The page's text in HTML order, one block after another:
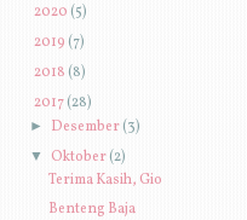
2020(5)
2019 (7)
2018 (8)
2017(28)
► Desember(3)
▼ Oktober(2)
Terima Kasih, Gio
Benteng Baja